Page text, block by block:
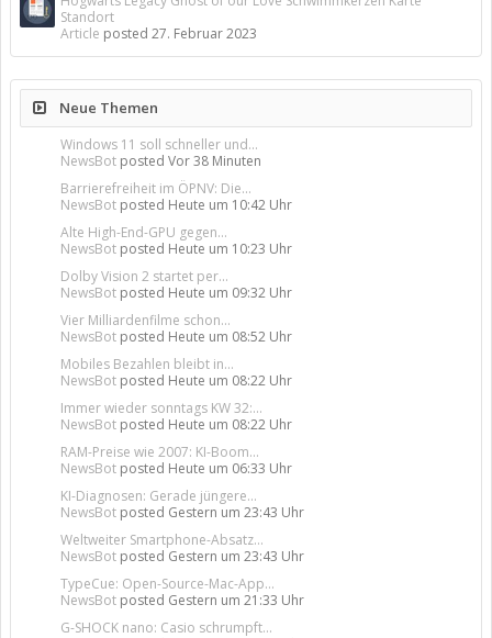
Standort
Article posted 27. Februar 2023
Neue Themen
Windows 11 soll schneller und...
NewsBot posted Vor 38 Minuten
Barrierefreiheit im ÖPNV: Die...
NewsBot posted Heute um 10:42 Uhr
Alte High-End-GPU gegen...
NewsBot posted Heute um 10:23 Uhr
Dolby Vision 2 startet per...
NewsBot posted Heute um 09:32 Uhr
Vier Milliardenfilme schon...
NewsBot posted Heute um 08:52 Uhr
Mobiles Bezahlen bleibt in...
NewsBot posted Heute um 08:22 Uhr
Immer wieder sonntags KW 32:...
NewsBot posted Heute um 08:22 Uhr
RAM-Preise wie 2007: KI-Boom...
NewsBot posted Heute um 06:33 Uhr
KI-Diagnosen: Gerade jüngere...
NewsBot posted Gestern um 23:43 Uhr
Weltweiter Smartphone-Absatz...
NewsBot posted Gestern um 23:43 Uhr
TypeCue: Open-Source-Mac-App...
NewsBot posted Gestern um 21:33 Uhr
G-SHOCK nano: Casio schrumpft...